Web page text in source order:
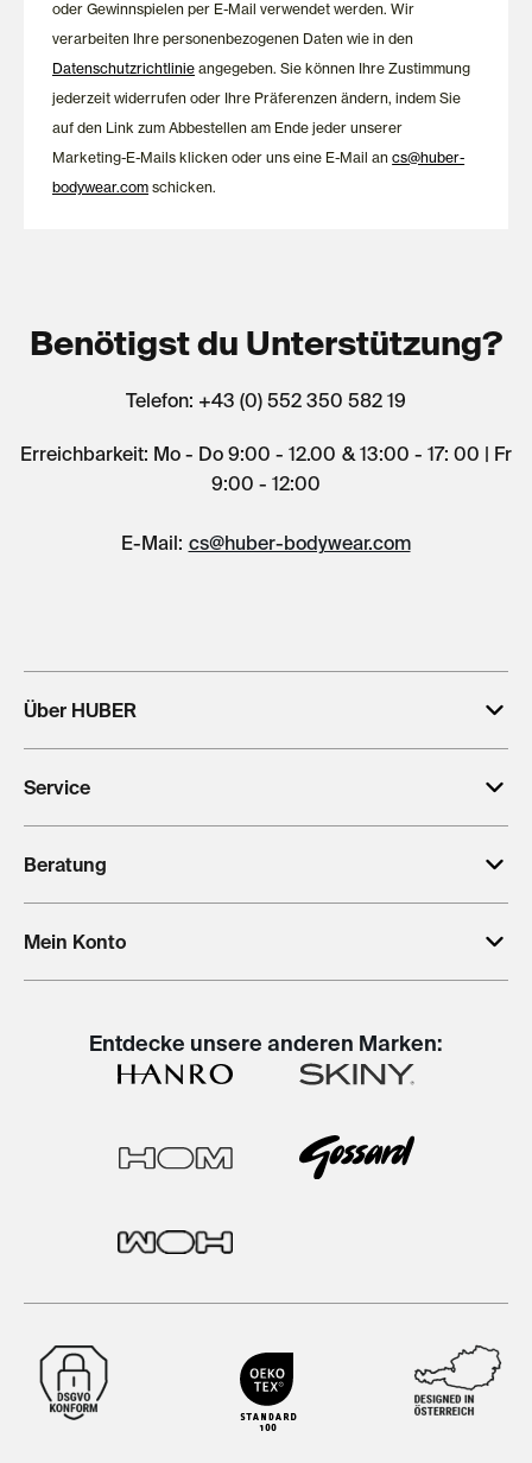
oder Gewinnspielen per E-Mail verwendet werden. Wir
verarbeiten Ihre personenbezogenen Daten wie in den
Datenschutzrichtlinie angegeben. Sie können Ihre Zustimmung
jederzeit widerrufen oder Ihre Präferenzen ändern, indem Sie
auf den Link zum Abbestellen am Ende jeder unserer
Marketing-E-Mails klicken oder uns eine E-Mail ancs@huber-
bodywear.com schicken.
Benötigst du Unterstützung?
Telefon: +43 (0) 552 350 582 19
Erreichbarkeit: Mo - Do 9:00 - 12.00 & 13:00 - 17: 00 | Fr
9:00 - 12:00
E-Mail: cs@huber-bodywear.com
Über HUBER
Service
Beratung
Mein Konto
Entdecke unsere anderen Marken: